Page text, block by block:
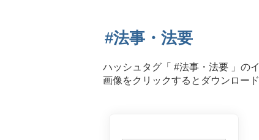
#法事・法要
ハッシュタグ「 #法事・法要 」の
画像をクリックするとダウンロー